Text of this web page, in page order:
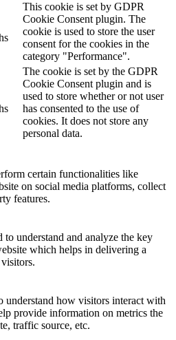
This cookie is set by GDPR
Cookie Consent plugin. The
cookie is used to store the user
consent for the cookies in the
category "Performance".
The cookie is set by the GDPR
Cookie Consent plugin and is
used to store whether or not user
has consented to the use of
cookies. It does not store any
personal data.
certain functionalities like
on social media platforms, collect
features.
to understand and analyze the key
which helps in delivering a
understand how visitors interact with
provide information on metrics the
traffic source, etc.